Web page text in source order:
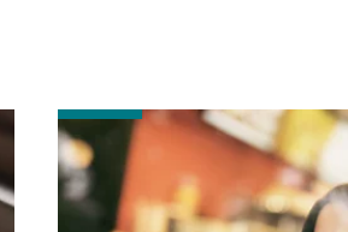
-
Bien
entretenir
ses
lunettes